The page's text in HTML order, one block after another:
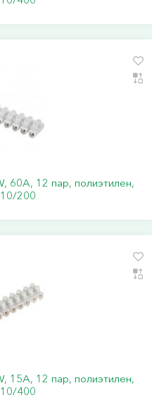
60А, 12 пар, полиэтилен,
200
15А, 12 пар, полиэтилен,
400